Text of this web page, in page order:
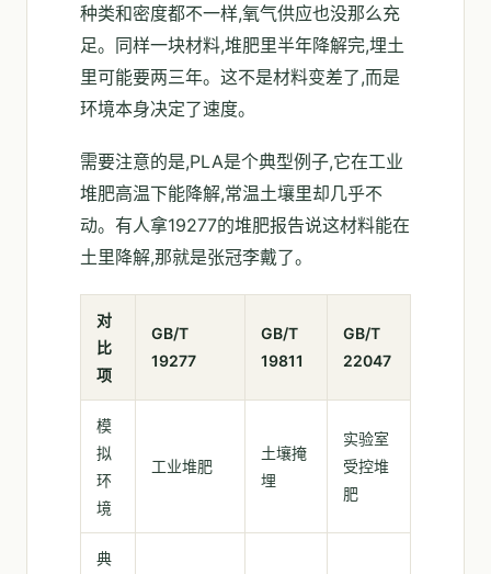
种类和密度都不一样,氧气供应也没那么充
足。同样一块材料,堆肥里半年降解完,埋土
里可能要两三年。这不是材料变差了,而是
环境本身决定了速度。
需要注意的是,PLA是个典型例子,它在工业
堆肥高温下能降解,常温土壤里却几乎不
动。有人拿19277的堆肥报告说这材料能在
土里降解,那就是张冠李戴了。
对
比
项
GB/T
19277
GB/T
19811
GB/T
22047
模
拟
环
境
工业堆肥
土壤掩
埋
实验室
受控堆
肥
典